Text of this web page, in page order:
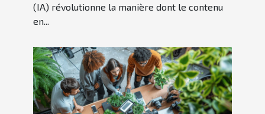
(IA) révolutionne la manière dont le contenu
en...